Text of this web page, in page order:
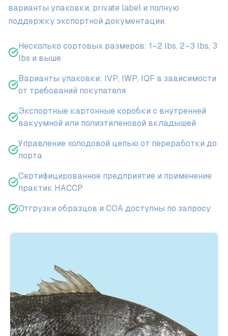
варианты упаковки, private label и полную
поддержку экспортной документации.
Несколько сортовых размеров: 1–2 lbs, 2–3 lbs, 3
lbs и выше
Варианты упаковки: IVP, IWP, IQF в зависимости
от требований покупателя
Экспортные картонные коробки с внутренней
вакуумной или полиэтиленовой вкладышей
Управление холодовой цепью от переработки до
порта
Сертифицированное предприятие и применение
практик HACCP
Отгрузки образцов и COA доступны по запросу